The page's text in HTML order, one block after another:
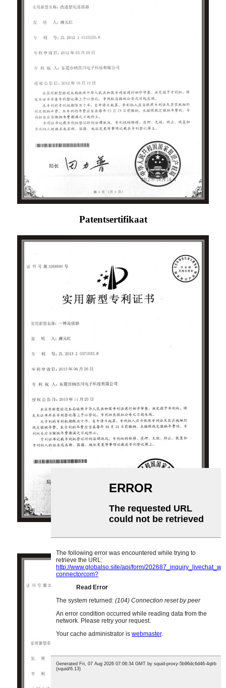
Patentsertifikaat
Patentsertifikaat